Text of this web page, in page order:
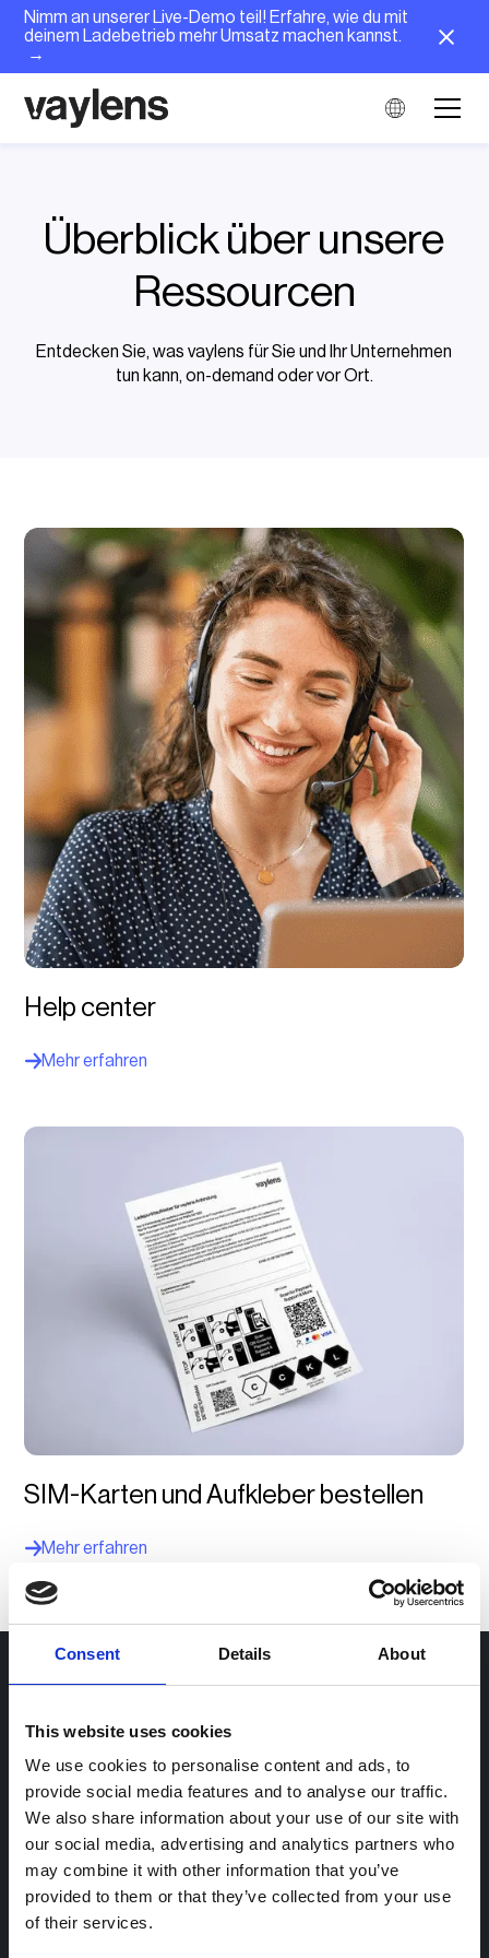
Consent Details About
This website uses cookies
We use cookies to personalise content and ads, to
provide social media features and to analyse our traffic.
We also share information about your use of our site with
our social media, advertising and analytics partners who
may combine it with other information that you’ve
provided to them or that they’ve collected from your use
of their services.
Nimm an unserer Live-Demo teil! Erfahre, wie du mit
deinem Ladebetrieb mehr Umsatz machen kannst.
→
Überblick über unsere
Ressourcen
Entdecken Sie, was vaylens für Sie und Ihr Unternehmen
tun kann, on-demand oder vor Ort.
Help center
Mehr erfahren
SIM-Karten und Aufkleber bestellen
Mehr erfahren
Ladepunktbetreiber
Flottenbetreiber
Öffentliches Laden und Energieversorger
Laden am Arbeitsplatz und Flotten
Depot